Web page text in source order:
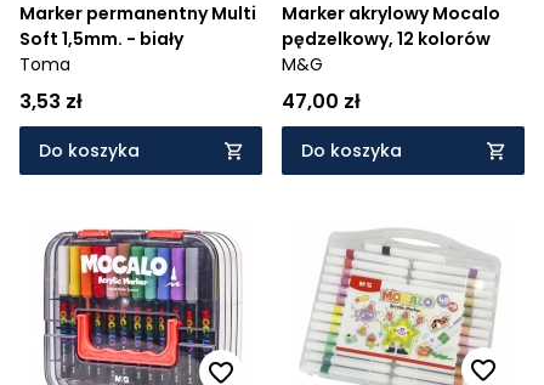
Marker permanentny Multi
Soft 1,5mm. - biały
Toma
3,53 zł
Do koszyka
Marker akrylowy Mocalo
pędzelkowy, 12 kolorów
M&G
47,00 zł
Do koszyka